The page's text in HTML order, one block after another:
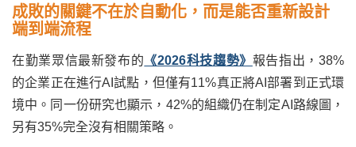
成敗的關鍵不在於自動化，而是能否重新設計
端到端流程
在勤業眾信最新發布的 《2026科技趨勢》 報告指出，38%
的企業正在進行AI試點，但僅有11%真正將AI部署到正式環
境中。同一份研究也顯示，42%的組織仍在制定AI路線圖，
另有35%完全沒有相關策略。